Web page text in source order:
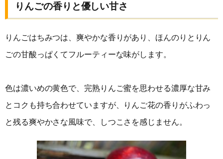
りんごの香りと優しい甘さ
りんごはちみつは、爽やかな香りがあり、ほんのりとりん
ごの甘酸っぱくてフルーティーな味がします。
色は濃いめの黄色で、完熟りんご蜜を思わせる濃厚な甘み
とコクも持ち合わせていますが、りんご花の香りがふわっ
と残る爽やかさな風味で、しつこさを感じません。